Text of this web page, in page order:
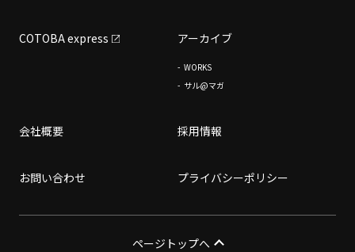
COTOBA express アーカイブ
WORKS
サル@マガ
会社概要 採用情報
お問い合わせ プライバシーポリシー
ページトップへ